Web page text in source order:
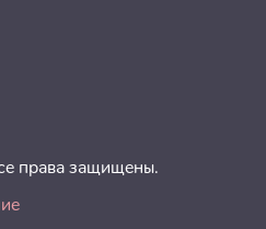
права защищены.